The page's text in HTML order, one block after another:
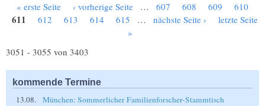
Seiten
« erste Seite ‹ vorherige Seite … 607 608 609 610
611 612 613 614 615 … nächste Seite ›
letzte Seite
»
3051 - 3055 von 3403
kommende Termine
13.08.
München: Sommerlicher Familienforscher-Stammtisch